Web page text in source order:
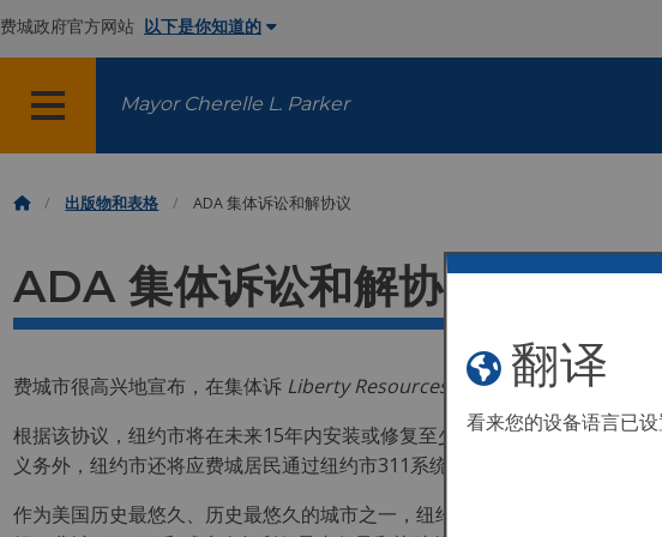
费城政府官方网站 以下是你知道的
菜单Mayor Cherelle L. Parker
出版物和表格 ADA 集体诉讼和解协议
ADA 集体诉讼和解协议
费城市很高兴地宣布，在集体诉 Liberty Resources, Inc. 等人诉费城市案（
根据该协议，纽约市将在未来15年内安装或修复至少10,000个路缘坡道，
义务外，纽约市还将应费城居民通过纽约市311系统提出的要求，每年在路缘
作为美国历史最悠久、历史最悠久的城市之一，纽约市欢迎该协议将为城
翻译
看来您的设备语言已